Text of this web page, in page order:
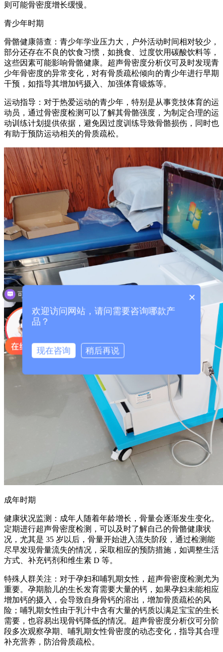
则可能骨密度增长缓慢。
青少年时期
骨骼健康筛查：青少年学业压力大，户外活动时间相对较少，
部分还存在不良的饮食习惯，如挑食、过度饮用碳酸饮料等，
这些因素可能影响骨骼健康。超声骨密度分析仪可及时发现青
少年骨密度的异常变化，对有骨质疏松倾向的青少年进行早期
干预，如指导其增加钙摄入、加强体育锻炼等。
运动指导：对于热爱运动的青少年，特别是从事竞技体育的运
动员，通过骨密度检测可以了解其骨骼强度，为制定合理的运
动训练计划提供依据，避免因过度训练导致骨骼损伤，同时也
有助于预防运动相关的骨质疏松。
成年时期
健康状况监测：成年人随着年龄增长，骨量会逐渐发生变化。
定期进行超声骨密度检测，可以及时了解自己的骨骼健康状
况，尤其是 35 岁以后，骨量开始进入流失阶段，通过检测能
尽早发现骨量流失的情况，采取相应的预防措施，如调整生活
方式、补充钙剂和维生素 D 等。
特殊人群关注：对于孕妇和哺乳期女性，超声骨密度检测尤为
重要。孕期胎儿的生长发育需要大量的钙，如果孕妇未能相应
增加钙的摄入，会导致自身骨钙的溶出，增加骨质疏松的风
险；哺乳期女性由于乳汁中含有大量的钙质以满足宝宝的生长
需要，也容易出现骨钙降低的情况。超声骨密度分析仪可分阶
段多次观察孕期、哺乳期女性骨密度的动态变化，指导其合理
补充营养，防治骨质疏松。
×
欢迎访问网站，请问需要咨询哪款产
品？
现在咨询 稍后再说